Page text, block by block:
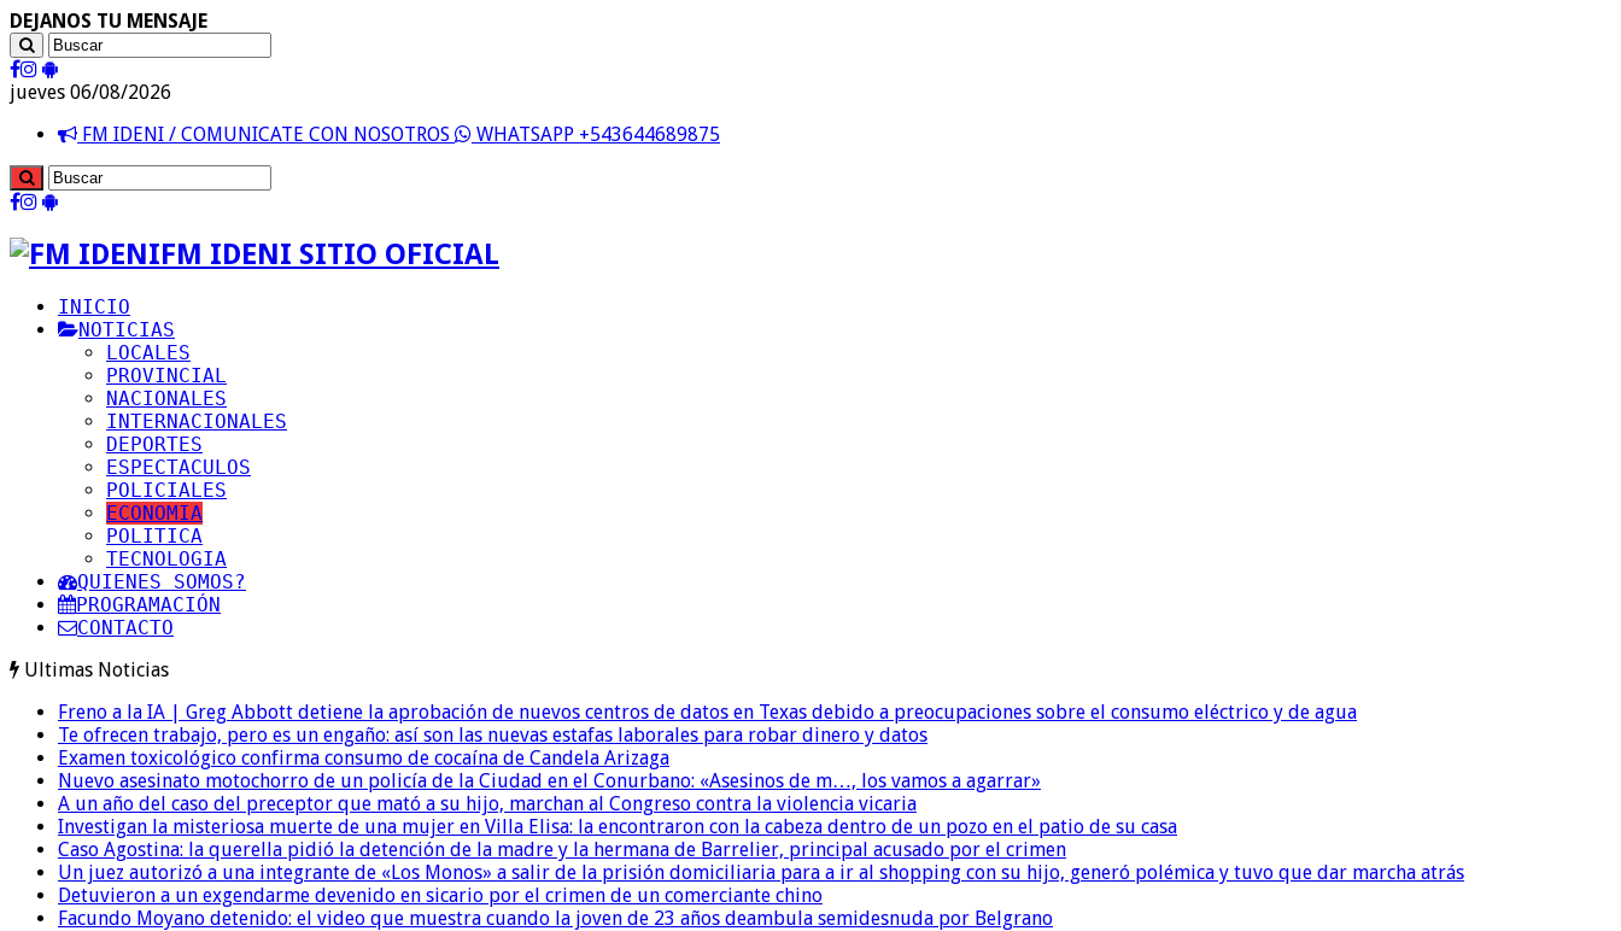
DEJANOS TU MENSAJE
jueves 06/08/2026
FM IDENI / COMUNICATE CON NOSOTROS
WHATSAPP +543644689875
FM IDENI SITIO OFICIAL
INICIO
NOTICIAS
LOCALES
PROVINCIAL
NACIONALES
INTERNACIONALES
DEPORTES
ESPECTACULOS
POLICIALES
ECONOMIA
POLITICA
TECNOLOGIA
QUIENES SOMOS?
PROGRAMACIÓN
CONTACTO
Ultimas Noticias
Freno a la IA | Greg Abbott detiene la aprobación de nuevos centros de datos en Texas debido a preocupaciones sobre el consumo eléctrico y de agua
Te ofrecen trabajo, pero es un engaño: así son las nuevas estafas laborales para robar dinero y datos
Examen toxicológico confirma consumo de cocaína de Candela Arizaga
Nuevo asesinato motochorro de un policía de la Ciudad en el Conurbano: «Asesinos de m…, los vamos a agarrar»
A un año del caso del preceptor que mató a su hijo, marchan al Congreso contra la violencia vicaria
Investigan la misteriosa muerte de una mujer en Villa Elisa: la encontraron con la cabeza dentro de un pozo en el patio de su casa
Caso Agostina: la querella pidió la detención de la madre y la hermana de Barrelier, principal acusado por el crimen
Un juez autorizó a una integrante de «Los Monos» a salir de la prisión domiciliaria para a ir al shopping con su hijo, generó polémica y tuvo que dar marcha atrás
Detuvieron a un exgendarme devenido en sicario por el crimen de un comerciante chino
Facundo Moyano detenido: el video que muestra cuando la joven de 23 años deambula semidesnuda por Belgrano